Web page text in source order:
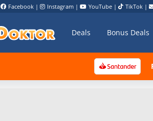
Facebook | Instagram | YouTube | TikTok |
Deals Bonus Deals